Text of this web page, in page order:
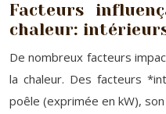
Facteurs
chaleur:
De nombreux facteurs
la chaleur. Des facteurs
poêle (exprimée en kW),